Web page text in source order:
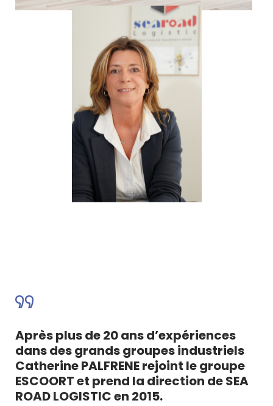
Après plus de 20 ans d’expériences
dans des grands groupes industriels
Catherine PALFRENE rejoint le groupe
ESCOORT et prend la direction de SEA
ROAD LOGISTIC en 2015.